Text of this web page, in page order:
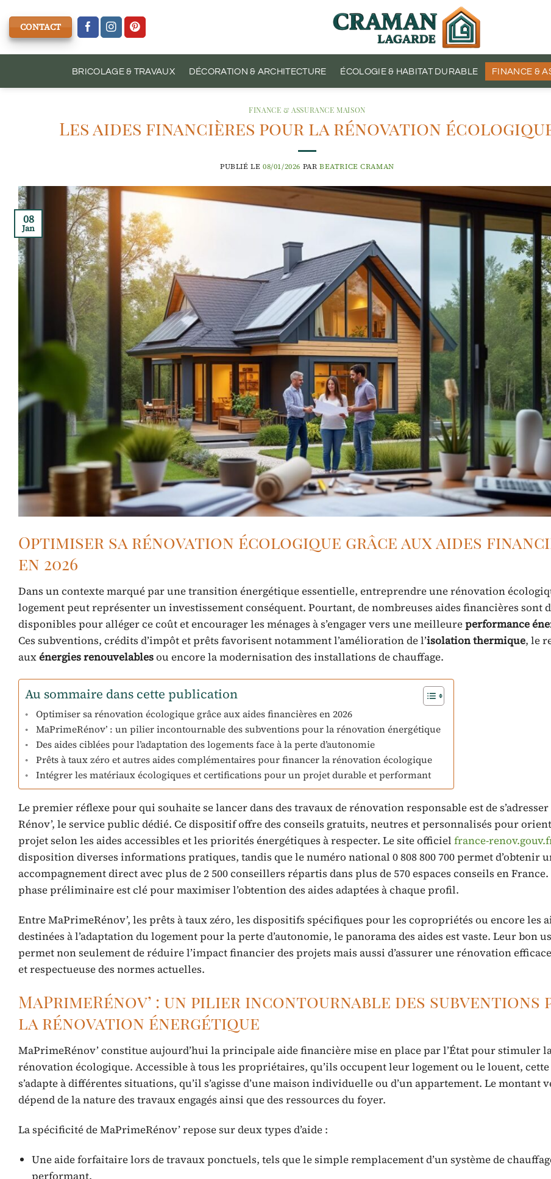
au
contenu
CONTACT
BRICOLAGE & TRAVAUX DÉCORATION & ARCHITECTURE ÉCOLOGIE & HABITAT DURABLE FINANCE &
FINANCE & ASSURANCE MAISON
Les aides financières pour la rénovation
PUBLIÉ LE08/01/2026 PAR BEATRICE CRAMAN
08
Jan
Optimiser sa rénovation écologique grâce aux aides
en 2026
Dans un contexte marqué par une transition énergétique essentielle, entreprendre une rénovation
logement peut représenter un investissement conséquent. Pourtant, de nombreuses aides financières sont
disponibles pour alléger ce coût et encourager les ménages à s’engager vers une meilleureperformance
Ces subventions, crédits d’impôt et prêts favorisent notamment l’amélioration de l’isolation thermique, le
auxénergies renouvelablesou encore la modernisation des installations de chauffage.
Au sommaire dans cette publication
Optimiser sa rénovation écologique grâce aux aides financières en 2026
MaPrimeRénov’ : un pilier incontournable des subventions pour la rénovation énergétique
Des aides ciblées pour l’adaptation des logements face à la perte d’autonomie
Prêts à taux zéro et autres aides complémentaires pour financer la rénovation écologique
Intégrer les matériaux écologiques et certifications pour un projet durable et performant
Le premier réflexe pour qui souhaite se lancer dans des travaux de rénovation responsable est de s’adresser
Rénov’, le service public dédié. Ce dispositif offre des conseils gratuits, neutres et personnalisés pour
projet selon les aides accessibles et les priorités énergétiques à respecter. Le site officiel france-
disposition diverses informations pratiques, tandis que le numéro national 0 808 800 700 permet d’obtenir
accompagnement direct avec plus de 2 500 conseillers répartis dans plus de 570 espaces conseils en France.
phase préliminaire est clé pour maximiser l’obtention des aides adaptées à chaque profil.
Entre MaPrimeRénov’, les prêts à taux zéro, les dispositifs spécifiques pour les copropriétés ou encore les
destinées à l’adaptation du logement pour la perte d’autonomie, le panorama des aides est vaste. Leur bon
permet non seulement de réduire l’impact financier des projets mais aussi d’assurer une rénovation
et respectueuse des normes actuelles.
MaPrimeRénov’ : un pilier incontournable des subventions
la rénovation énergétique
MaPrimeRénov’ constitue aujourd’hui la principale aide financière mise en place par l’État pour stimuler
rénovation écologique. Accessible à tous les propriétaires, qu’ils occupent leur logement ou le louent,
s’adapte à différentes situations, qu’il s’agisse d’une maison individuelle ou d’un appartement. Le montant
dépend de la nature des travaux engagés ainsi que des ressources du foyer.
La spécificité de MaPrimeRénov’ repose sur deux types d’aide :
Une aide forfaitaire lors de travaux ponctuels, tels que le simple remplacement d’un système de
performant.